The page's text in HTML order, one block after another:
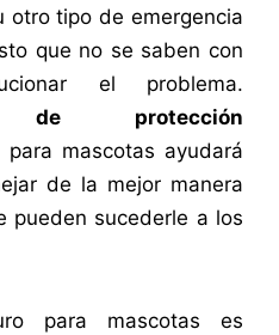
otro tipo de emergencia
que no se saben con
el problema.
de protección
para mascotas ayudará
de la mejor manera
pueden sucederle a los
para mascotas es